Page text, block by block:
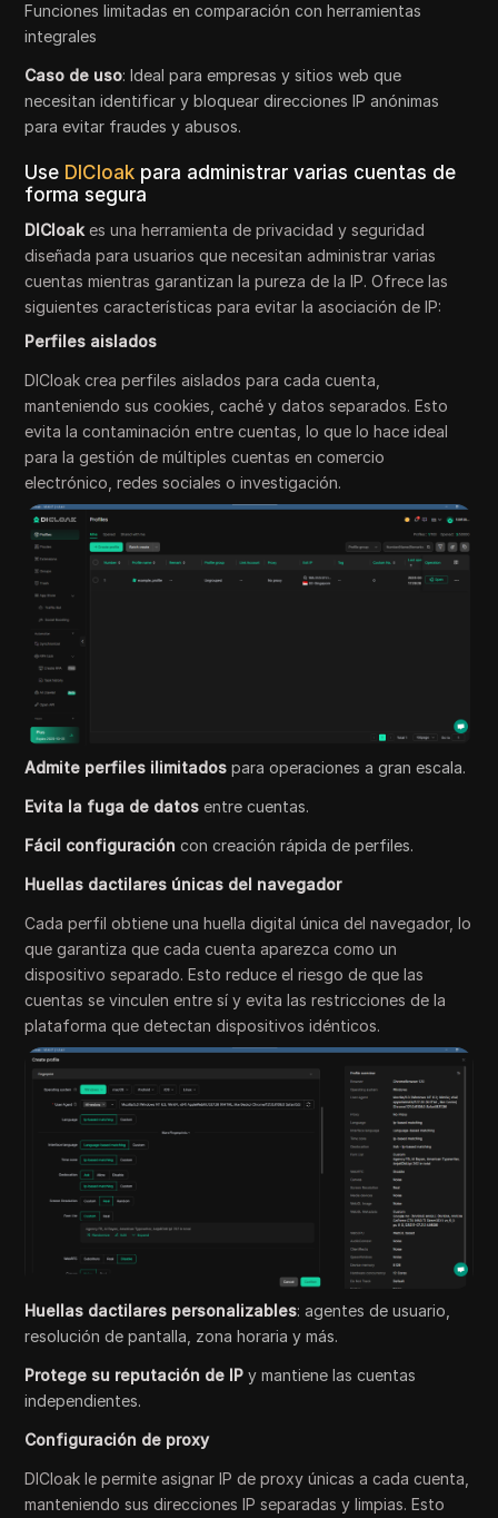
Funciones limitadas en comparación con herramientas
integrales
Caso de uso: Ideal para empresas y sitios web que
necesitan identificar y bloquear direcciones IP anónimas
para evitar fraudes y abusos.
Use DICloak para administrar varias cuentas de
forma segura
DICloak es una herramienta de privacidad y seguridad
diseñada para usuarios que necesitan administrar varias
cuentas mientras garantizan la pureza de la IP. Ofrece las
siguientes características para evitar la asociación de IP:
Perfiles aislados
DICloak crea perfiles aislados para cada cuenta,
manteniendo sus cookies, caché y datos separados. Esto
evita la contaminación entre cuentas, lo que lo hace ideal
para la gestión de múltiples cuentas en comercio
electrónico, redes sociales o investigación.
Admite perfiles ilimitados para operaciones a gran escala.
Evita la fuga de datos entre cuentas.
Fácil configuración con creación rápida de perfiles.
Huellas dactilares únicas del navegador
Cada perfil obtiene una huella digital única del navegador, lo
que garantiza que cada cuenta aparezca como un
dispositivo separado. Esto reduce el riesgo de que las
cuentas se vinculen entre sí y evita las restricciones de la
plataforma que detectan dispositivos idénticos.
Huellas dactilares personalizables: agentes de usuario,
resolución de pantalla, zona horaria y más.
Protege su reputación de IP y mantiene las cuentas
independientes.
Configuración de proxy
DICloak le permite asignar IP de proxy únicas a cada cuenta,
manteniendo sus direcciones IP separadas y limpias. Esto